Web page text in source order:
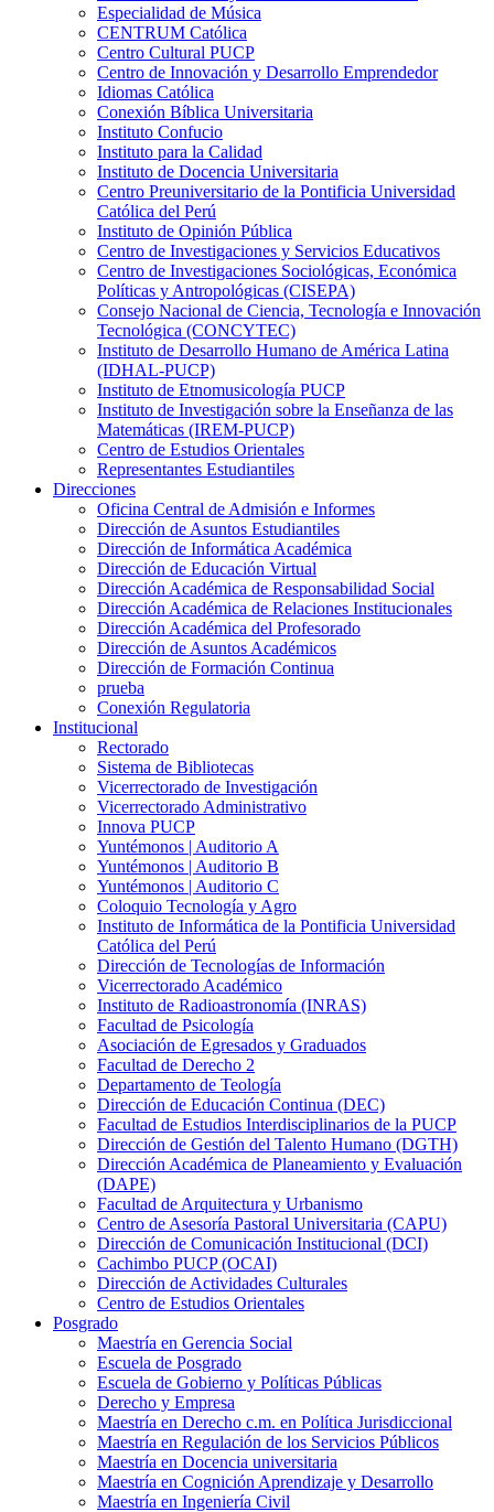
Especialidad de Música
CENTRUM Católica
Centro Cultural PUCP
Centro de Innovación y Desarrollo Emprendedor
Idiomas Católica
Conexión Bíblica Universitaria
Instituto Confucio
Instituto para la Calidad
Instituto de Docencia Universitaria
Centro Preuniversitario de la Pontificia Universidad
Católica del Perú
Instituto de Opinión Pública
Centro de Investigaciones y Servicios Educativos
Centro de Investigaciones Sociológicas, Económica
Políticas y Antropológicas (CISEPA)
Consejo Nacional de Ciencia, Tecnología e Innovación
Tecnológica (CONCYTEC)
Instituto de Desarrollo Humano de América Latina
(IDHAL-PUCP)
Instituto de Etnomusicología PUCP
Instituto de Investigación sobre la Enseñanza de las
Matemáticas (IREM-PUCP)
Centro de Estudios Orientales
Representantes Estudiantiles
Direcciones
Oficina Central de Admisión e Informes
Dirección de Asuntos Estudiantiles
Dirección de Informática Académica
Dirección de Educación Virtual
Dirección Académica de Responsabilidad Social
Dirección Académica de Relaciones Institucionales
Dirección Académica del Profesorado
Dirección de Asuntos Académicos
Dirección de Formación Continua
prueba
Conexión Regulatoria
Institucional
Rectorado
Sistema de Bibliotecas
Vicerrectorado de Investigación
Vicerrectorado Administrativo
Innova PUCP
Yuntémonos | Auditorio A
Yuntémonos | Auditorio B
Yuntémonos | Auditorio C
Coloquio Tecnología y Agro
Instituto de Informática de la Pontificia Universidad
Católica del Perú
Dirección de Tecnologías de Información
Vicerrectorado Académico
Instituto de Radioastronomía (INRAS)
Facultad de Psicología
Asociación de Egresados y Graduados
Facultad de Derecho 2
Departamento de Teología
Dirección de Educación Continua (DEC)
Facultad de Estudios Interdisciplinarios de la PUCP
Dirección de Gestión del Talento Humano (DGTH)
Dirección Académica de Planeamiento y Evaluación
(DAPE)
Facultad de Arquitectura y Urbanismo
Centro de Asesoría Pastoral Universitaria (CAPU)
Dirección de Comunicación Institucional (DCI)
Cachimbo PUCP (OCAI)
Dirección de Actividades Culturales
Centro de Estudios Orientales
Posgrado
Maestría en Gerencia Social
Escuela de Posgrado
Escuela de Gobierno y Políticas Públicas
Derecho y Empresa
Maestría en Derecho c.m. en Política Jurisdiccional
Maestría en Regulación de los Servicios Públicos
Maestría en Docencia universitaria
Maestría en Cognición Aprendizaje y Desarrollo
Maestría en Ingeniería Civil